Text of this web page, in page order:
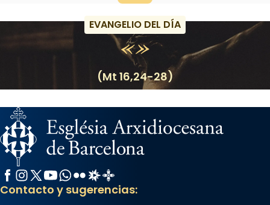
EVANGELIO DEL DÍA
(Mt 16,24-28)
Facebook
Instagram
X / Twitter
YouTube
WhatsApp
FlickrRadio Estel
Catalunya Cristiana
Contacto y sugerencias: